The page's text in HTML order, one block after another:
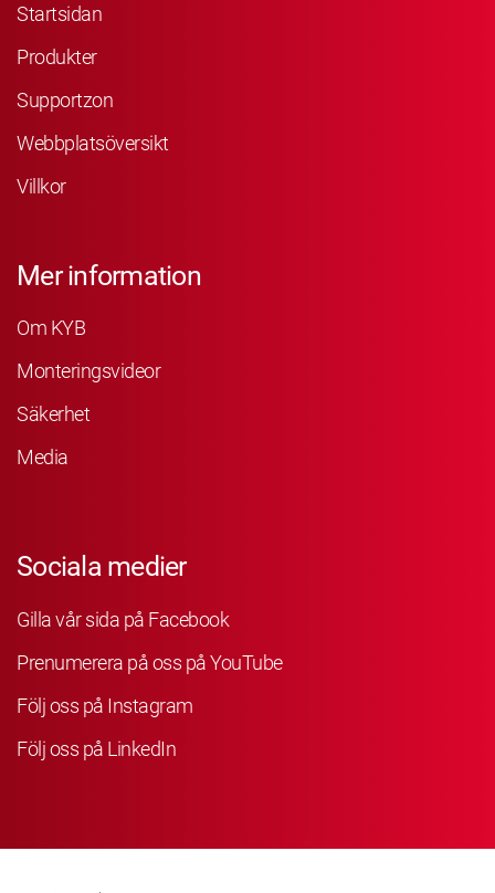
Startsidan
Produkter
Supportzon
Webbplatsöversikt
Villkor
Mer information
Om KYB
Monteringsvideor
Säkerhet
Media
Sociala medier
Gilla vår sida på Facebook
Prenumerera på oss på YouTube
Följ oss på Instagram
Följ oss på LinkedIn